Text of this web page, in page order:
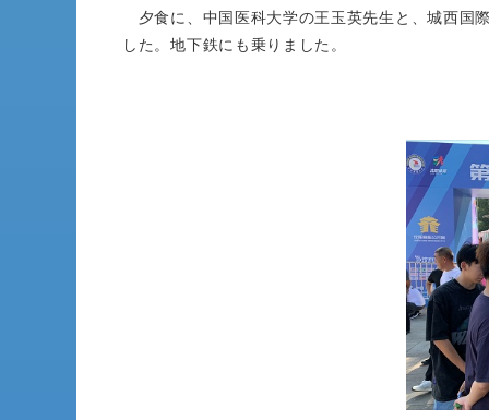
夕食に、中国医科大学の王玉英先生と、城西国
した。地下鉄にも乗りました。